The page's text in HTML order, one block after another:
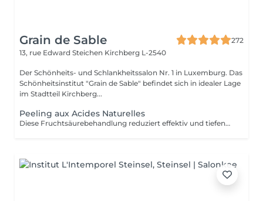
Grain de Sable
272
13, rue Edward Steichen Kirchberg L-2540
Der Schönheits- und Schlankheitssalon Nr. 1 in Luxemburg. Das
Schönheitsinstitut "Grain de Sable" befindet sich in idealer Lage
im Stadtteil Kirchberg...
Peeling aux Acides Naturelles
Diese Fruchtsäurebehandlung reduziert effektiv und tiefenwirksam Unreinheiten wie Narben, Pickel, Pigmentflecken, feine Linien und Fältchen etc. Es ist perfekt für alle Hauttypen geeignet, auch für die empfindlichsten! Diese Behandlung beschleunigt die Zellerneuerung, reduziert die Zeichen der Hautalterung und sorgt dank ihrer 5 verschiedenen Formulierungen mit 30 % Fruchtsäuren für eine neue, glatte Haut und einen strahlenden Teint.